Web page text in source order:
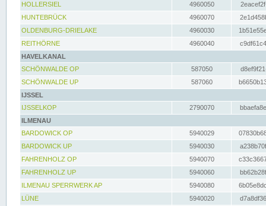
HOLLERSIEL
4960050
HUNTEBRÜCK
4960070
OLDENBURG-DRIELAKE
4960030
REITHÖRNE
4960040
HAVELKANAL
SCHÖNWALDE OP
587050
SCHÖNWALDE UP
587060
IJSSEL
IJSSELKOP
2790070
ILMENAU
BARDOWICK OP
5940029
BARDOWICK UP
5940030
FAHRENHOLZ OP
5940070
FAHRENHOLZ UP
5940060
ILMENAU SPERRWERK AP
5940080
LÜNE
5940020